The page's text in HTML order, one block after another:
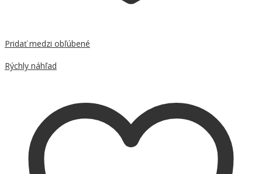
Pridať medzi obľúbené
Rýchly náhľad